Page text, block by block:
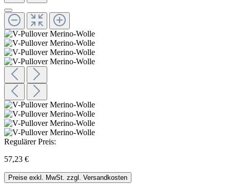
Regulärer Preis:
57,23 €
Preise exkl. MwSt. zzgl. Versandkosten